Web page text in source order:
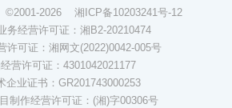
©2001-2026 湘ICP备10203241号-12
务经营许可证：湘B2-20210474
许可证：湘网文(2022)0042-005号
营许可证：4301042021177
企业证书：GR201743000253
制作经营许可证：(湘)字00306号